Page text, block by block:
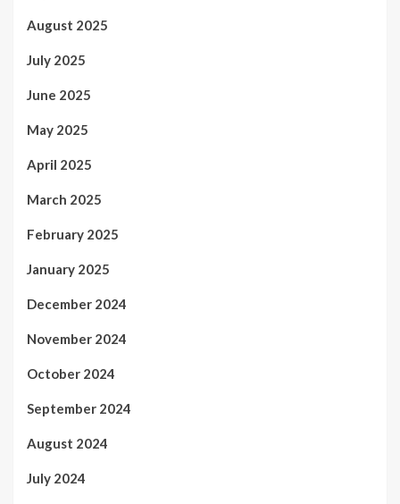
August 2025
July 2025
June 2025
May 2025
April 2025
March 2025
February 2025
January 2025
December 2024
November 2024
October 2024
September 2024
August 2024
July 2024